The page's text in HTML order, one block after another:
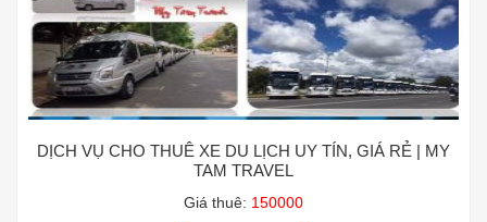
DỊCH VỤ CHO THUÊ XE DU LỊCH UY TÍN, GIÁ RẺ | MY
TAM TRAVEL
Giá thuê: 150000